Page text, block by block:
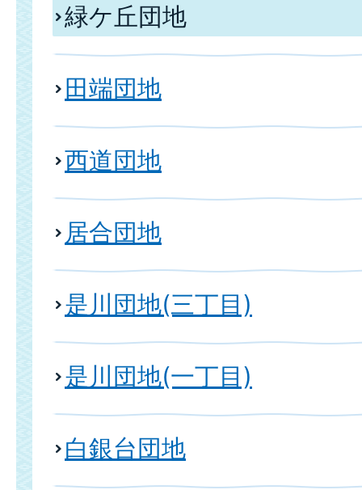
緑ケ丘団地
田端団地
西道団地
居合団地
是川団地(三丁目)
是川団地(一丁目)
白銀台団地